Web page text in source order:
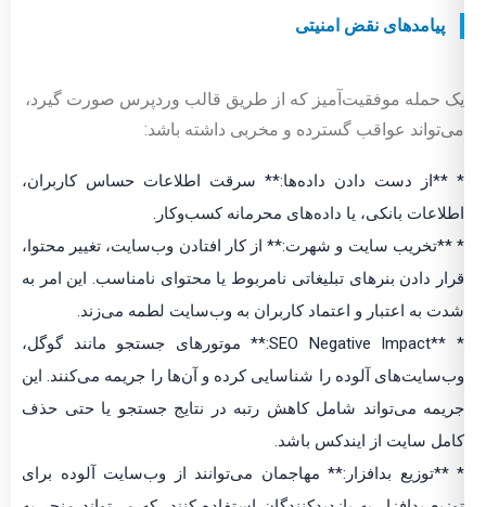
پیامدهای نقض امنیتی
یک حمله موفقیت‌آمیز که از طریق قالب وردپرس صورت گیرد،
می‌تواند عواقب گسترده و مخربی داشته باشد:
* **از دست دادن داده‌ها:** سرقت اطلاعات حساس کاربران،
اطلاعات بانکی، یا داده‌های محرمانه کسب‌وکار.
* **تخریب سایت و شهرت:** از کار افتادن وب‌سایت، تغییر محتوا،
قرار دادن بنرهای تبلیغاتی نامربوط یا محتوای نامناسب. این امر به
شدت به اعتبار و اعتماد کاربران به وب‌سایت لطمه می‌زند.
* **SEO Negative Impact:** موتورهای جستجو مانند گوگل،
وب‌سایت‌های آلوده را شناسایی کرده و آن‌ها را جریمه می‌کنند. این
جریمه می‌تواند شامل کاهش رتبه در نتایج جستجو یا حتی حذف
کامل سایت از ایندکس باشد.
* **توزیع بدافزار:** مهاجمان می‌توانند از وب‌سایت آلوده برای